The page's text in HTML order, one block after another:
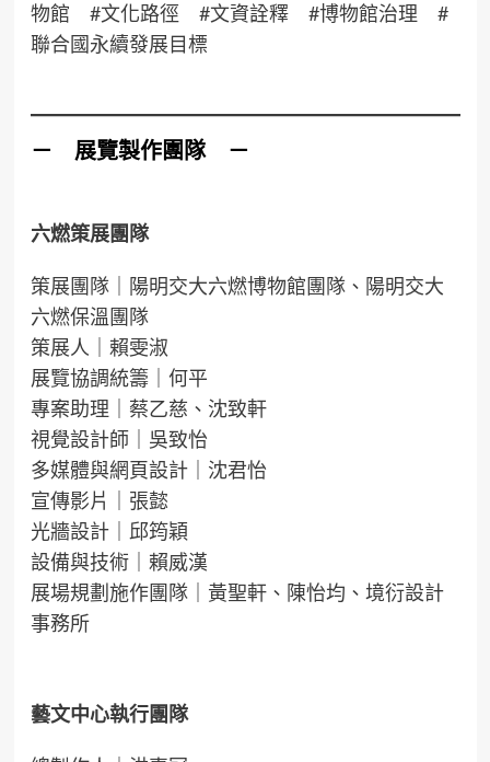
物館 #文化路徑 #文資詮釋 #博物館治理 #
聯合國永續發展目標
－ 展覽製作團隊－
六燃策展團隊
策展團隊｜陽明交大六燃博物館團隊、陽明交大
六燃保溫團隊
策展人｜賴雯淑
展覽協調統籌｜何平
專案助理｜蔡乙慈、沈致軒
視覺設計師｜吳致怡
多媒體與網頁設計｜沈君怡
宣傳影片｜張懿
光牆設計｜邱筠穎
設備與技術｜賴威漢
展場規劃施作團隊｜黃聖軒、陳怡均、境衍設計
事務所
藝文中心執行團隊